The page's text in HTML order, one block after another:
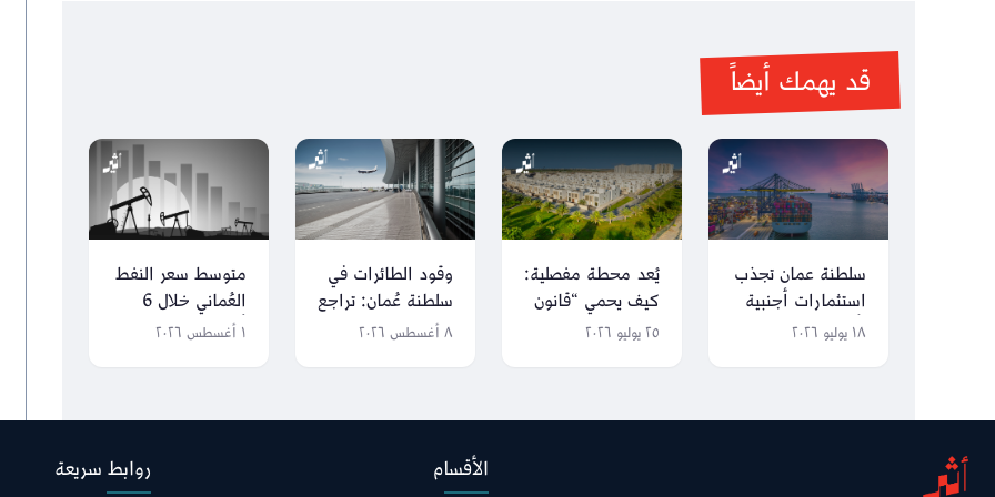
قد يهمك أيضاً
سلطنة عمان تجذب
استثمارات أجنبية
١٨ يوليو ٢٠٢٦
يُعد محطة مفصلية:
كيف يحمي “قانون
التنظيم العقاري”
٢٥ يوليو ٢٠٢٦
وقود الطائرات في
سلطنة عُمان: تراجع
المبيعات وارتفاع
٨ أغسطس ٢٠٢٦
متوسط سعر النفط
العُماني خلال 6
١ أغسطس ٢٠٢٦
الأقسام روابط سريعة